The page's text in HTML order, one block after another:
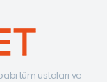
tüm ustaları ve